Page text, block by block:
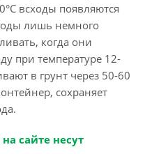
всходы появляются
лишь немного
когда они
при температуре 12-
в грунт через 50-60
сохраняет
сайте несут